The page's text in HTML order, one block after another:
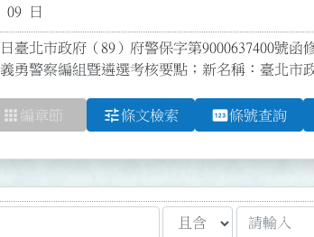
09 日
臺北市政府（89）府警保字第9000637400號
勇警察編組暨遴選考核要點；新名稱：臺北市
apps 編章節 tune條文檢索 pin條號查詢